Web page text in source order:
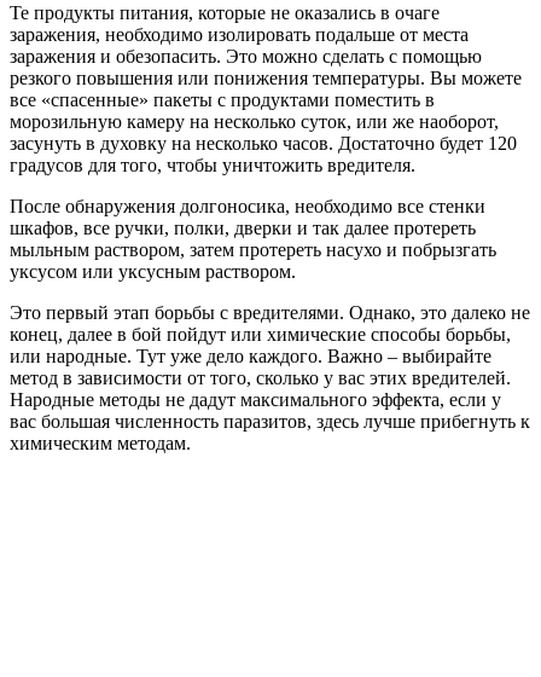
Те продукты питания, которые не оказались в очаге
заражения, необходимо изолировать подальше от места
заражения и обезопасить. Это можно сделать с помощью
резкого повышения или понижения температуры. Вы можете
все «спасенные» пакеты с продуктами поместить в
морозильную камеру на несколько суток, или же наоборот,
засунуть в духовку на несколько часов. Достаточно будет 120
градусов для того, чтобы уничтожить вредителя.
После обнаружения долгоносика, необходимо все стенки
шкафов, все ручки, полки, дверки и так далее протереть
мыльным раствором, затем протереть насухо и побрызгать
уксусом или уксусным раствором.
Это первый этап борьбы с вредителями. Однако, это далеко не
конец, далее в бой пойдут или химические способы борьбы,
или народные. Тут уже дело каждого. Важно – выбирайте
метод в зависимости от того, сколько у вас этих вредителей.
Народные методы не дадут максимального эффекта, если у
вас большая численность паразитов, здесь лучше прибегнуть к
химическим методам.